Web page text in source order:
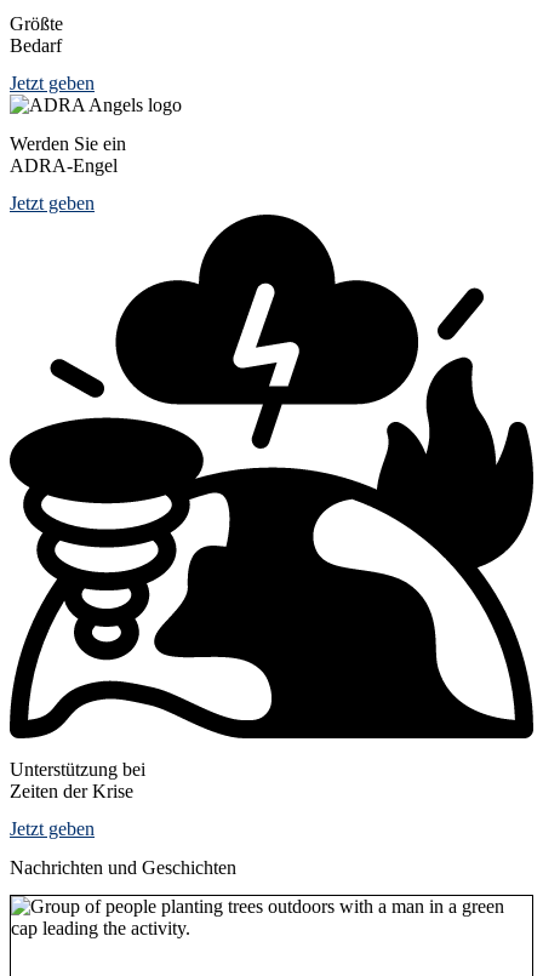
Größte
Bedarf
Jetzt geben
Werden Sie ein
ADRA-Engel
Jetzt geben
Unterstützung bei
Zeiten der Krise
Jetzt geben
Nachrichten und Geschichten